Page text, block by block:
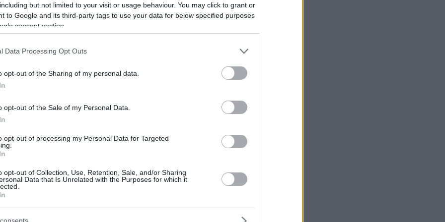
but not limited to your visit or usage behaviour. You may click to grant or
to Google and its third-party tags to use your data for below specified purposes
consent section.
Data Processing Opt Outs
opt-out of the Sharing of my personal data.
opt-out of the Sale of my Personal Data.
opt-out of processing my Personal Data for Targeted
opt-out of Collection, Use, Retention, Sale, and/or Sharing
Data that Is Unrelated with the Purposes for which it
und die Behörden haben damit begonnen,
Mohamed El-Shemy/Anadolu
begehen könnte, während nur 36 % vom
der Wähler, dass die Oppositionspartei Tisza die
zu beeinflussen
wird, den Ausgang der ungarischen Wahlen zu
den EU-Gremien sind es nur 26 %, 24 % bzw.
Während Tisza‑Wähler mehrheitlich mit
vor allem die Ukraine und die EU als